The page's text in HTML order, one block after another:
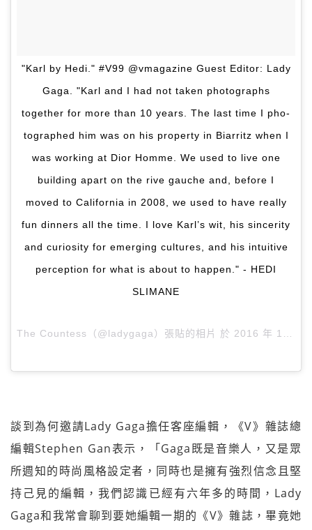
"Karl by Hedi." #V99 @vmagazine Guest Editor: Lady
Gaga. "Karl and I had not taken photographs
together for more than 10 years. The last time I pho-
tographed him was on his property in Biarritz when I
was working at Dior Homme. We used to live one
building apart on the rive gauche and, before I
moved to California in 2008, we used to have really
fun dinners all the time. I love Karl’s wit, his sincerity
and curiosity for emerging cultures, and his intuitive
perception for what is about to happen." - HEDI
SLIMANE
The Countess（@ladygaga）張貼的相片 於 2016 年 1月 月 4 11:38上午 PST
談到為何邀請Lady Gaga擔任客座編輯，《V》雜誌總
編輯Stephen Gan表示，「Gaga既是音樂人，又是眾
所週知的時尚風格設定者，同時也是擁有強烈信念且堅
持己見的編輯，我們認識已經有六年多的時間，Lady
Gaga和我常會聊到要她編輯一期的《V》雜誌，畢竟她